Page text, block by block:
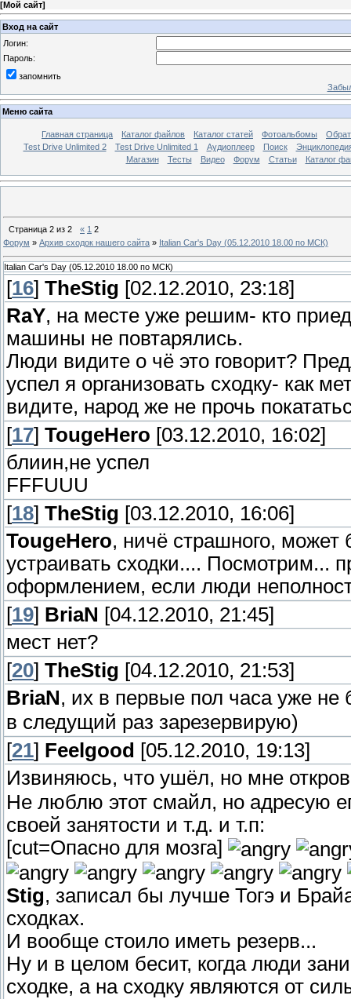
[Мой сайт]
Вход на сайт
Логин:
Пароль:
запомнить
Меню сайта
Главная страница Каталог файлов Каталог статей Фотоальбомы
Test Drive Unlimited 2
Test Drive Unlimited 1 Аудиоплеер Поиск
Магазин
Тесты Видео Форум Статьи Каталог
Страница 2 из 2 « 1 2
Форум » Архив сходок нашего сайта » Italian Car's Day (05.12.2010 18.00 по МСК)
Italian Car's Day (05.12.2010 18.00 по МСК)
[16] TheStig [02.12.2010, 23:18]
RaY, на месте уже решим- кто
машины не повтарялись.
Люди видите о чё это говорит?
успел я организовать сходку- как
видите, народ же не прочь
[17] TougeHero [03.12.2010, 16:02]
блиин,не успел
FFFUUU
[18] TheStig [03.12.2010, 16:06]
TougeHero, ничё страшного, может
устраивать сходки.... Посмотрим...
оформлением, если люди
[19] BriaN [04.12.2010, 21:45]
мест нет?
[20] TheStig [04.12.2010, 21:53]
BriaN, их в первые пол часа уже
в следущий раз зарезервирую)
[21] Feelgood [05.12.2010, 19:13]
Извиняюсь, что ушёл, но мне
Не люблю этот смайл, но адресую
своей занятости и т.д. и т.п:
[cut=Опасно для мозга]
Stig, записал бы лучше Тогэ и
сходках.
И вообще стоило иметь резерв...
Ну и в целом бесит, когда люди
сходке, а на сходку являются от